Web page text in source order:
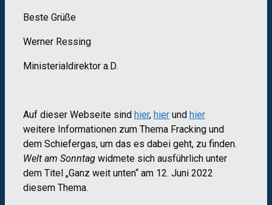
Beste Grüße
Werner Ressing
Ministerialdirektor a.D.
Auf dieser Webseite sind hier, hier und hier
weitere Informationen zum Thema Fracking und
dem Schiefergas, um das es dabei geht, zu finden.
Welt am Sonntag widmete sich ausführlich unter
dem Titel „Ganz weit unten“ am 12. Juni 2022
diesem Thema.